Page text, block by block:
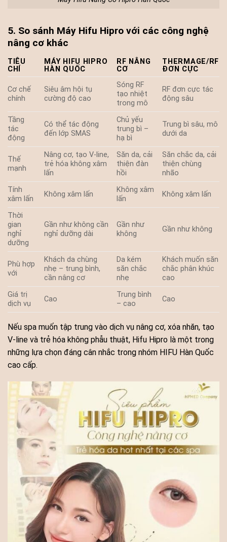
5. So sánh Máy Hifu Hipro với các công nghệ
nâng cơ khác
TIÊU
CHÍ
MÁY HIFU HIPRO
HÀN QUỐC
RF NÂNG
CƠ
THERMAGE/RF
ĐƠN CỰC
Cơ chế
chính
Siêu âm hội tụ
cường độ cao
Sóng RF
tạo nhiệt
trong mô
RF đơn cực tác
động sâu
Tầng
tác
động
Có thể tác động
đến lớp SMAS
Chủ yếu
trung bì –
hạ bì
Trung bì sâu, mô
dưới da
Thế
mạnh
Nâng cơ, tạo V-line,
trẻ hóa không xâm
lấn
Săn da, cải
thiện đàn
hồi
Săn chắc da, cải
thiện chùng
nhão
Tính
xâm lấn
Không xâm lấn
Không xâm
lấn
Không xâm lấn
Thời
gian
nghỉ
dưỡng
Gần như không cần
nghỉ dưỡng dài
Gần như
không
Gần như không
Phù hợp
với
Khách da chùng
nhẹ – trung bình,
cần nâng cơ
Da kém
săn chắc
nhẹ
Khách muốn săn
chắc phân khúc
cao
Giá trị
dịch vụ
Cao
Trung bình
– cao
Cao
Nếu spa muốn tập trung vào dịch vụ nâng cơ, xóa nhăn, tạo
V-line và trẻ hóa không phẫu thuật, Hifu Hipro là một trong
những lựa chọn đáng cân nhắc trong nhóm HIFU Hàn Quốc
cao cấp.